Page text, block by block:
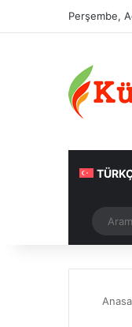
Perşembe,